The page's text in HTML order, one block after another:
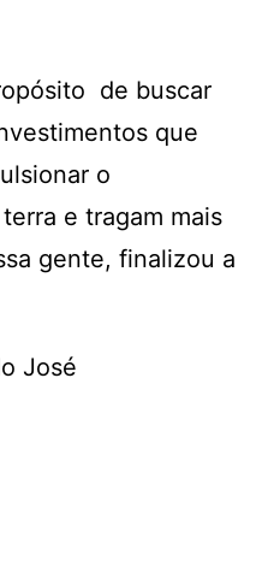
de buscar
que
o
e tragam mais
gente, finalizou a
José